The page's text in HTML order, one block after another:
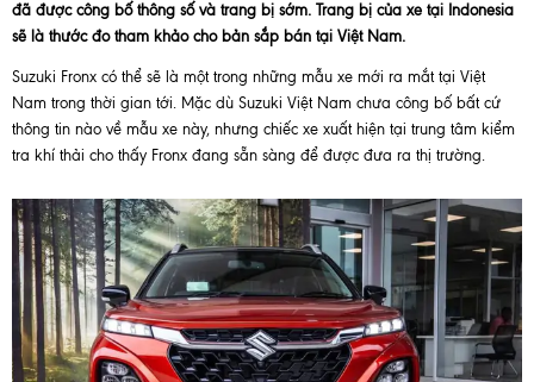
đã được công bố thông số và trang bị sớm. Trang bị của xe tại Indonesia
sẽ là thước đo tham khảo cho bản sắp bán tại Việt Nam.
Suzuki Fronx có thể sẽ là một trong những mẫu xe mới ra mắt tại Việt
Nam trong thời gian tới. Mặc dù Suzuki Việt Nam chưa công bố bất cứ
thông tin nào về mẫu xe này, nhưng chiếc xe xuất hiện tại trung tâm kiểm
tra khí thải cho thấy Fronx đang sẵn sàng để được đưa ra thị trường.